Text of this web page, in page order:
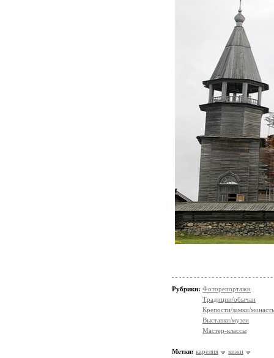
Рубрики: Фоторепортажи
Традиции/обычаи
Крепости/замки/
Выставки/музеи
Мастер-классы
Метки: карелия кижи